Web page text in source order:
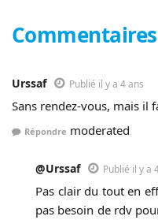
Commentaires
Urssaf Publié il y a 4 ans
Sans rendez-vous, mais il
Répondre moderated
@Urssaf Publié il y a
Pas clair du tout en
pas besoin de rdv